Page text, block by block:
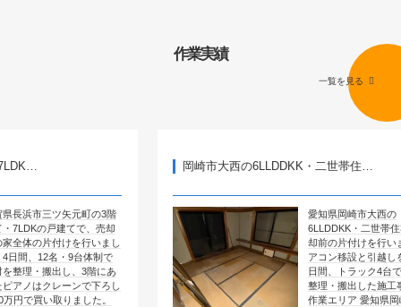
作業実績
一覧を見る
元町の3階
てで、売却
を行いまし
9台体制で
、3階にあ
ンで下ろし
ました。
岡崎市大西の6LLDDKK・二世帯住…
愛知県岡崎市大西の
6LLDDKK・二世帯住宅で、売
却前の片付けを行いました。エ
アコン移設と引越しを含めて4
日間、トラック4台で全部屋を
整理・搬出した施工事例です。
作業エリア 愛知県岡崎市大西